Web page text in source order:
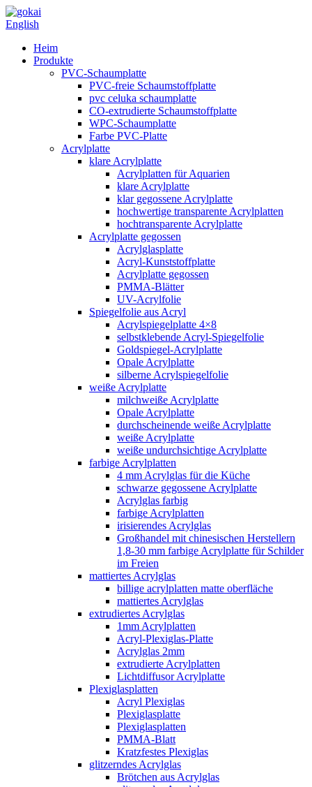
English
Heim
Produkte
PVC-Schaumplatte
PVC-freie Schaumstoffplatte
pvc celuka schaumplatte
CO-extrudierte Schaumstoffplatte
WPC-Schaumplatte
Farbe PVC-Platte
Acrylplatte
klare Acrylplatte
Acrylplatten für Aquarien
klare Acrylplatte
klar gegossene Acrylplatte
hochwertige transparente Acrylplatten
hochtransparente Acrylplatte
Acrylplatte gegossen
Acrylglasplatte
Acryl-Kunststoffplatte
Acrylplatte gegossen
PMMA-Blätter
UV-Acrylfolie
Spiegelfolie aus Acryl
Acrylspiegelplatte 4×8
selbstklebende Acryl-Spiegelfolie
Goldspiegel-Acrylplatte
Opale Acrylplatte
silberne Acrylspiegelfolie
weiße Acrylplatte
milchweiße Acrylplatte
Opale Acrylplatte
durchscheinende weiße Acrylplatte
weiße Acrylplatte
weiße undurchsichtige Acrylplatte
farbige Acrylplatten
4 mm Acrylglas für die Küche
schwarze gegossene Acrylplatte
Acrylglas farbig
farbige Acrylplatten
irisierendes Acrylglas
Großhandel mit chinesischen Herstellern
1,8-30 mm farbige Acrylplatte für Schilder
im Freien
mattiertes Acrylglas
billige acrylplatten matte oberfläche
mattiertes Acrylglas
extrudiertes Acrylglas
1mm Acrylplatten
Acryl-Plexiglas-Platte
Acrylglas 2mm
extrudierte Acrylplatten
Lichtdiffusor Acrylplatte
Plexiglasplatten
Acryl Plexiglas
Plexiglasplatte
Plexiglasplatten
PMMA-Blatt
Kratzfestes Plexiglas
glitzerndes Acrylglas
Brötchen aus Acrylglas